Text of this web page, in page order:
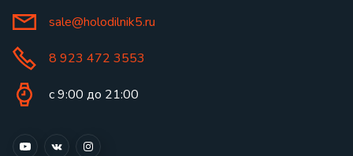
sale@holodilnik5.ru
8 923 472 3553
с 9:00 до 21:00